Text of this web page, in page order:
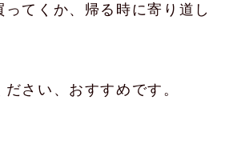
てくか、帰る時に寄り道し
さい、おすすめです。